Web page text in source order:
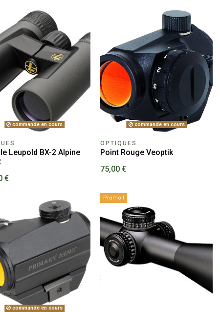
commande en cours
Leupold BX-2 Alpine
€
commande en cours
OPTIQUES
Point Rouge Veoptik
75,00 €
commande en cours
Promo !